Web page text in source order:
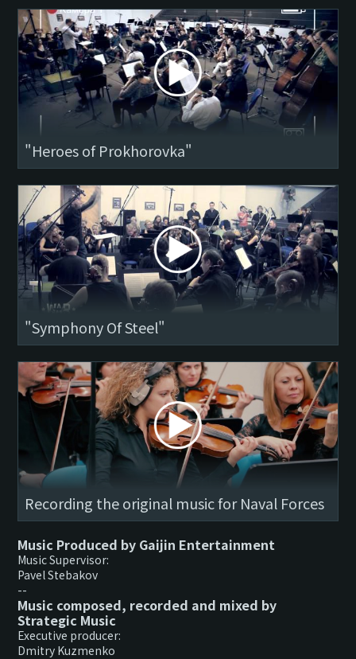
"Heroes of Prokhorovka"
"Symphony Of Steel"
Recording the original music for Naval Forces
Music Produced by Gaijin Entertainment
Music Supervisor:
Pavel Stebakov
--
Music composed, recorded and mixed by
Strategic Music
Executive producer:
Dmitry Kuzmenko